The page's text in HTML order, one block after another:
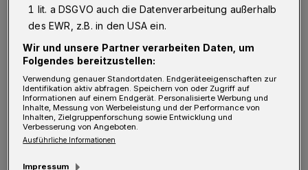
W enn die Einjährigen durch das Gelände
zockeln und sich begeistert die
Taschen mit Steinchen, Blättern und
Stöckchen füllen, ist das manchmal der
Beginn einer lebenslangen Verbindung zur
Station Natur und Umwelt: Sie sind als
„Frösche“, „Regenwürmer“ oder
1 lit. a DSGVO auch die Datenverarbeitung außerhalb
des EWR, z.B. in den USA ein.
Wir und unsere Partner verarbeiten Daten, um
Folgendes bereitzustellen:
Verwendung genauer Standortdaten. Endgeräteeigenschaften zur
Identifikation aktiv abfragen. Speichern von oder Zugriff auf
Informationen auf einem Endgerät. Personalisierte Werbung und
Inhalte, Messung von Werbeleistung und der Performance von
Inhalten, Zielgruppenforschung sowie Entwicklung und
Verbesserung von Angeboten.
Ausführliche Informationen
Impressum